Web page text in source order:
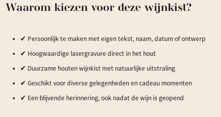
Waarom kiezen voor deze wijnkist?
✔ Persoonlijk te maken met eigen tekst, naam, datum of ontwerp
✔ Hoogwaardige lasergravure direct in het hout
✔ Duurzame houten wijnkist met natuurlijke uitstraling
✔ Geschikt voor diverse gelegenheden en cadeau momenten
✔ Een blijvende herinnering, ook nadat de wijn is geopend